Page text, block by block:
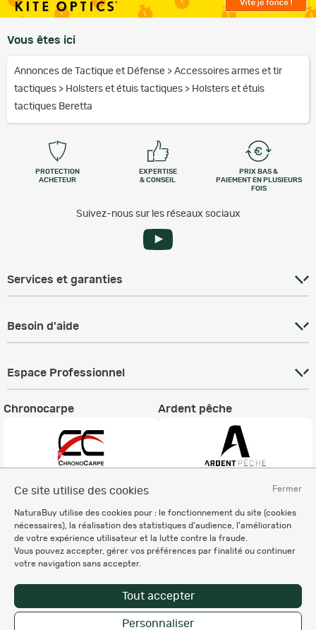
Fermer
Ce site utilise des cookies
NaturaBuy utilise des cookies pour : le fonctionnement du site (cookies
nécessaires), la réalisation des statistiques d'audience, l'amélioration
de votre expérience utilisateur et la lutte contre la fraude.
Vous pouvez accepter, gérer vos préférences par finalité ou continuer
votre navigation sans accepter.
Tout accepter
Personnaliser
Vous êtes ici
Annonces de Tactique et Défense > Accessoires armes et tir
tactiques > Holsters et étuis tactiques > Holsters et étuis
tactiques Beretta
PROTECTION
ACHETEUR
EXPERTISE
& CONSEIL
PRIX BAS &
PAIEMENT EN PLUSIEURS
FOIS
Suivez-nous sur les réseaux sociaux
Services et garanties
Besoin d'aide
Espace Professionnel
Chronocarpe Ardent pêche
Charte éthique
Mentions légales
Règlement & Conditions d'utilisation
Politique de protection
des données personnelles
Personnalisation des cookies